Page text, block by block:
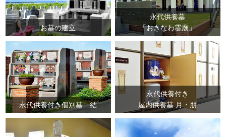
書面が別途必要です。これは不正な開示請求等を防ぐ
ための処置です。また、お客様側の手続きに関わる費
用（着払いやコレクトコールなどの費用がかかるも
の）について当協会はその一切の債務を負いません。
以上を予めご了承の上、ご利用をいただくものとしま
す。
郵送などに必要な費用について 事務処理の都合上、
証明書などの取得費用や郵送料金が必要な場合は、
その全費用をお客様に請求いたします。当協会指定振
込先に入金を確認した時点で、速やかに事務処理、郵
送処理をいたします。
お墓の建立
永代供養墓
「おきなわ霊廟」
永代供養付き個別墓 結
永代供養付き
屋内供養墓 月・朋